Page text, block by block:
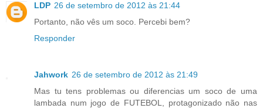
LDP 26 de setembro de 2012 às 21:44
Portanto, não vês um soco. Percebi bem?
Responder
Jahwork 26 de setembro de 2012 às 21:49
Mas tu tens problemas ou diferencias um soco de uma
lambada num jogo de FUTEBOL, protagonizado não nas